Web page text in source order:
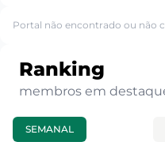
Portal não encontrado ou não
Ranking
membros em
SEMANAL